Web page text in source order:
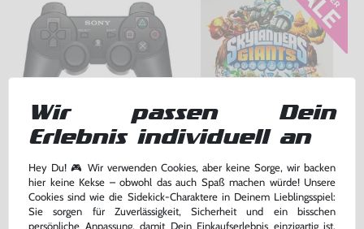
Original DualShock 3 Wireless
gebraucht
nur44,99 €
Skylanders: Giants
nur Software, DE Version, mit OVP, gebraucht
nur26,99 €
Wir passen Dein
Erlebnis individuell an
Hey Du! 🎮 Wir verwenden Cookies, aber keine Sorge, wir backen
hier keine Kekse – obwohl das auch Spaß machen würde! Unsere
Cookies sind wie die Sidekick-Charaktere in Deinem Lieblingsspiel:
Sie sorgen für Zuverlässigkeit, Sicherheit und ein bisschen
persönliche Anpassung, damit Dein Einkaufserlebnis einzigartig ist.